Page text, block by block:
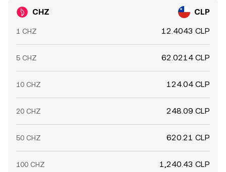
CHZ CLP
1 CHZ 12.4043 CLP
5 CHZ 62.0214 CLP
10 CHZ 124.04 CLP
20 CHZ 248.09 CLP
50 CHZ 620.21 CLP
100 CHZ 1,240.43 CLP